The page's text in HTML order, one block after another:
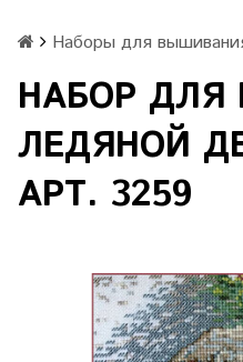
Наборы для
НАБОР
ЛЕДЯНОЙ
АРТ. 3259